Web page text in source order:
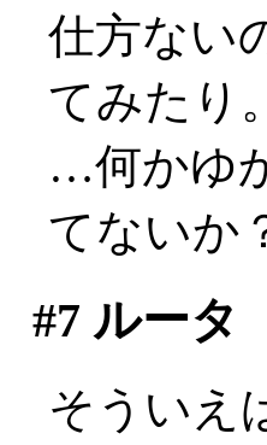
仕方ない
てみたり。
…何かゆ
てないか
#7 ルータ
そういえ